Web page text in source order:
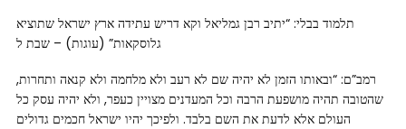
תלמוד בבלי: “יתיב רבן גמליאל וקא דריש עתידה ארץ ישראל שתוציא
גלוסקאות” (עוגות) – שבת ל
רמב”ם: “ובאותו הזמן לא יהיה שם לא רעב ולא מלחמה ולא קנאה ותחרות,
שהטובה תהיה מושפעת הרבה וכל המעדנים מצויין כעפר, ולא יהיה עסק כל
העולם אלא לדעת את השם בלבד. ולפיכך יהיו ישראל חכמים גדולים